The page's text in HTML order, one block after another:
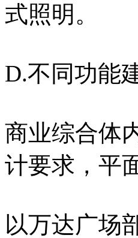
式照明。
D.不同功能
商业综合体
计要求，平
以万达广场